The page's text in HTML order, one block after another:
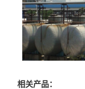
相关产品：